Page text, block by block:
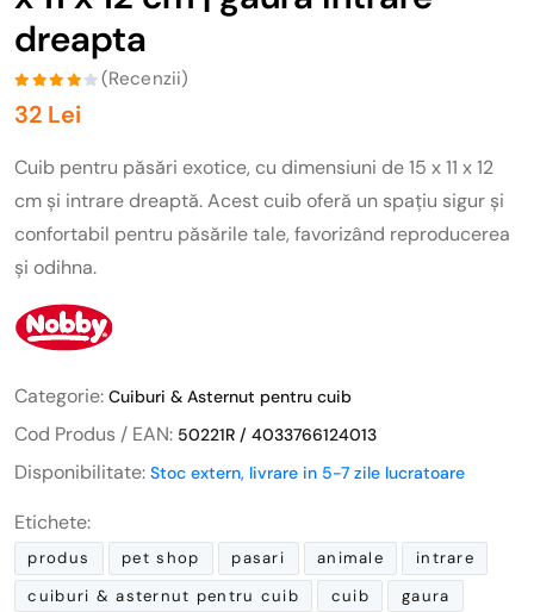
dreapta
(Recenzii)
32 Lei
Cuib pentru păsări exotice, cu dimensiuni de 15 x 11 x 12
cm și intrare dreaptă. Acest cuib oferă un spațiu sigur și
confortabil pentru păsările tale, favorizând reproducerea
și odihna.
Categorie: Cuiburi & Asternut pentru cuib
Cod Produs / EAN: 50221R / 4033766124013
Disponibilitate: Stoc extern, livrare in 5-7 zile lucratoare
Etichete:
produs pet shop pasari animale
intrare
cuiburi & asternut pentru cuib
cuib
gaura